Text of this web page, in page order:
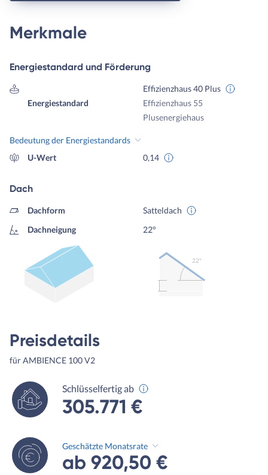
Merkmale
Energiestandard und Förderung
Energiestandard
Effizienzhaus 40 Plus
Effizienzhaus 55
Plusenergiehaus
Bedeutung der Energiestandards
U-Wert
0,14
Dach
Dachform
Satteldach
Dachneigung
22°
22º
Preisdetails
für AMBIENCE 100 V2
Schlüsselfertig ab
305.771 €
Geschätzte Monatsrate
ab 920,50 €